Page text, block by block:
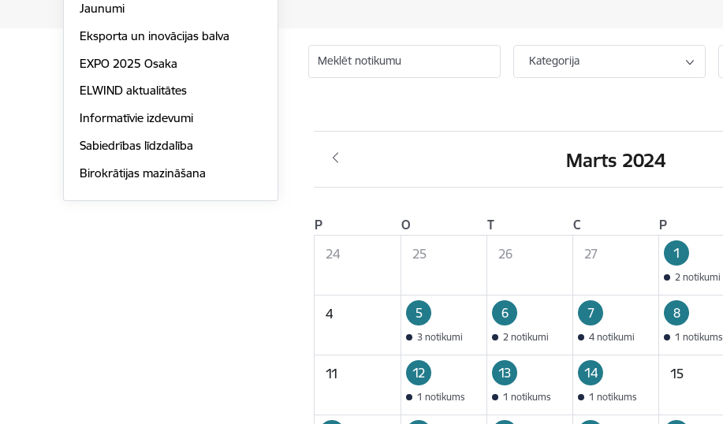
Jaunumi
Eksporta un inovācijas balva
EXPO 2025 Osaka
ELWIND aktualitātes
Informatīvie izdevumi
Sabiedrības līdzdalība
Birokrātijas mazināšana
Meklēt notikumu Kategorija
Marts 2024
P O T C P
24
25 26 27 1
2 notikumi
4 5
3 notikumi
6
2 notikumi
7
4 notikumi
8
1 notikums
11 12
1 notikums
13
1 notikums
14
1 notikums
15